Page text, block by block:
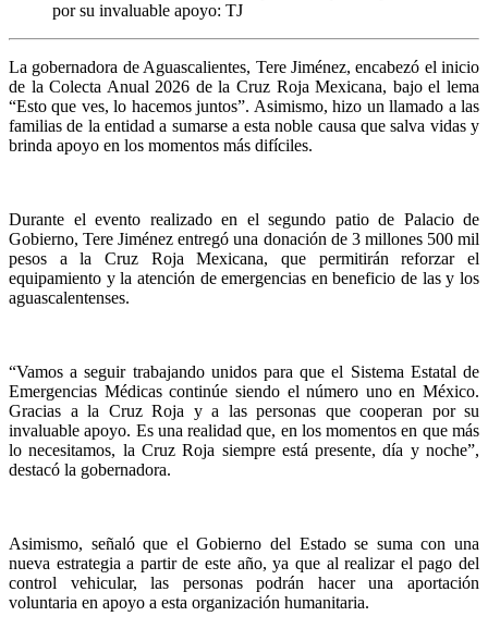
por su invaluable apoyo: TJ
La gobernadora de Aguascalientes, Tere Jiménez, encabezó el inicio
de la Colecta Anual 2026 de la Cruz Roja Mexicana, bajo el lema
“Esto que ves, lo hacemos juntos”. Asimismo, hizo un llamado a las
familias de la entidad a sumarse a esta noble causa que salva vidas y
brinda apoyo en los momentos más difíciles.
Durante el evento realizado en el segundo patio de Palacio de
Gobierno, Tere Jiménez entregó una donación de 3 millones 500 mil
pesos a la Cruz Roja Mexicana, que permitirán reforzar el
equipamiento y la atención de emergencias en beneficio de las y los
aguascalentenses.
“Vamos a seguir trabajando unidos para que el Sistema Estatal de
Emergencias Médicas continúe siendo el número uno en México.
Gracias a la Cruz Roja y a las personas que cooperan por su
invaluable apoyo. Es una realidad que, en los momentos en que más
lo necesitamos, la Cruz Roja siempre está presente, día y noche”,
destacó la gobernadora.
Asimismo, señaló que el Gobierno del Estado se suma con una
nueva estrategia a partir de este año, ya que al realizar el pago del
control vehicular, las personas podrán hacer una aportación
voluntaria en apoyo a esta organización humanitaria.